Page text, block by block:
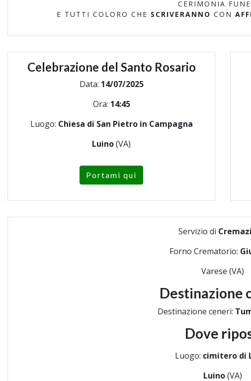
CERIMONIA
E TUTTI COLORO CHE SCRIVERANNO CON
Celebrazione del Santo Rosario
Data: 14/07/2025
Ora: 14:45
Luogo: Chiesa di San Pietro in Campagna
Luino(VA)
Portami qui
Servizio di
Forno Crematorio:
Varese (VA)
Destinazione
Destinazione ceneri:
Dove
Luogo: cimitero di
Luino(VA)